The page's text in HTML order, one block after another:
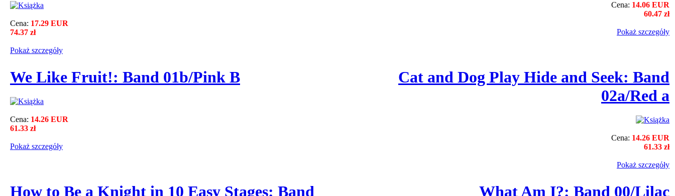
Cena: 17.29 EUR
74.37 zł
Pokaż szczegόły
Cena: 14.06 EUR
60.47 zł
Pokaż szczegόły
We Like Fruit!: Band 01b/Pink B
Cena: 14.26 EUR
61.33 zł
Pokaż szczegόły
Cat and Dog Play Hide and Seek: Band
02a/Red a
Cena: 14.26 EUR
61.33 zł
Pokaż szczegόły
How to Be a Knight in 10 Easy Stages: Band
What Am I?: Band 00/Lilac